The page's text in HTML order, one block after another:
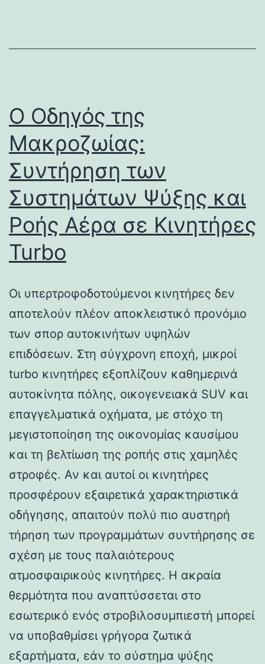
Ο Οδηγός της
Μακροζωίας:
Συντήρηση των
Συστημάτων Ψύξης και
Ροής Αέρα σε Κινητήρες
Turbo
Οι υπερτροφοδοτούμενοι κινητήρες δεν
αποτελούν πλέον αποκλειστικό προνόμιο
των σπορ αυτοκινήτων υψηλών
επιδόσεων. Στη σύγχρονη εποχή, μικροί
turbo κινητήρες εξοπλίζουν καθημερινά
αυτοκίνητα πόλης, οικογενειακά SUV και
επαγγελματικά οχήματα, με στόχο τη
μεγιστοποίηση της οικονομίας καυσίμου
και τη βελτίωση της ροπής στις χαμηλές
στροφές. Αν και αυτοί οι κινητήρες
προσφέρουν εξαιρετικά χαρακτηριστικά
οδήγησης, απαιτούν πολύ πιο αυστηρή
τήρηση των προγραμμάτων συντήρησης σε
σχέση με τους παλαιότερους
ατμοσφαιρικούς κινητήρες. Η ακραία
θερμότητα που αναπτύσσεται στο
εσωτερικό ενός στροβιλοσυμπιεστή μπορεί
να υποβαθμίσει γρήγορα ζωτικά
εξαρτήματα, εάν το σύστημα ψύξης